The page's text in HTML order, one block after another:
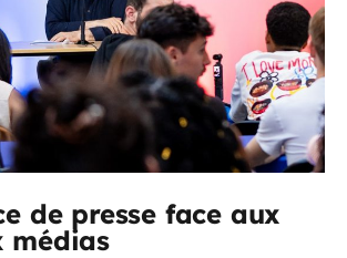
de presse face aux
médias